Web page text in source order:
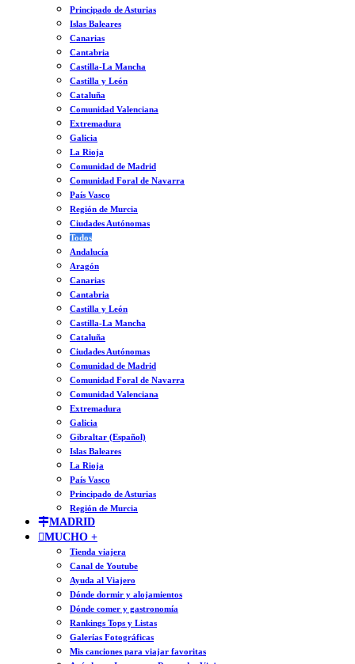
Principado de Asturias
Islas Baleares
Canarias
Cantabria
Castilla-La Mancha
Castilla y León
Cataluña
Comunidad Valenciana
Extremadura
Galicia
La Rioja
Comunidad de Madrid
Comunidad Foral de Navarra
País Vasco
Región de Murcia
Ciudades Autónomas
Todos
Andalucía
Aragón
Canarias
Cantabria
Castilla y León
Castilla-La Mancha
Cataluña
Ciudades Autónomas
Comunidad de Madrid
Comunidad Foral de Navarra
Comunidad Valenciana
Extremadura
Galicia
Gibraltar (Español)
Islas Baleares
La Rioja
País Vasco
Principado de Asturias
Región de Murcia
MADRID
MUCHO +
Tienda viajera
Canal de Youtube
Ayuda al Viajero
Dónde dormir y alojamientos
Dónde comer y gastronomía
Rankings Tops y Listas
Galerías Fotográficas
Mis canciones para viajar favoritas